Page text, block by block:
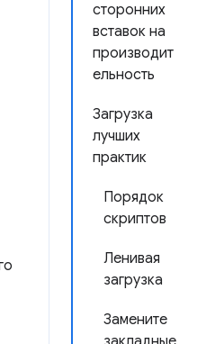
сторонних
вставок на
производит
ельность
Загрузка
лучших
практик
Порядок
скриптов
Ленивая
загрузка
Замените